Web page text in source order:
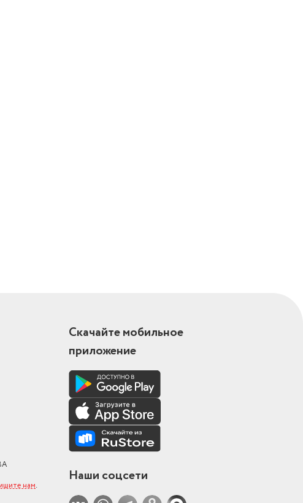
нам.
Скачайте мобильное
приложение
Наши соцсети